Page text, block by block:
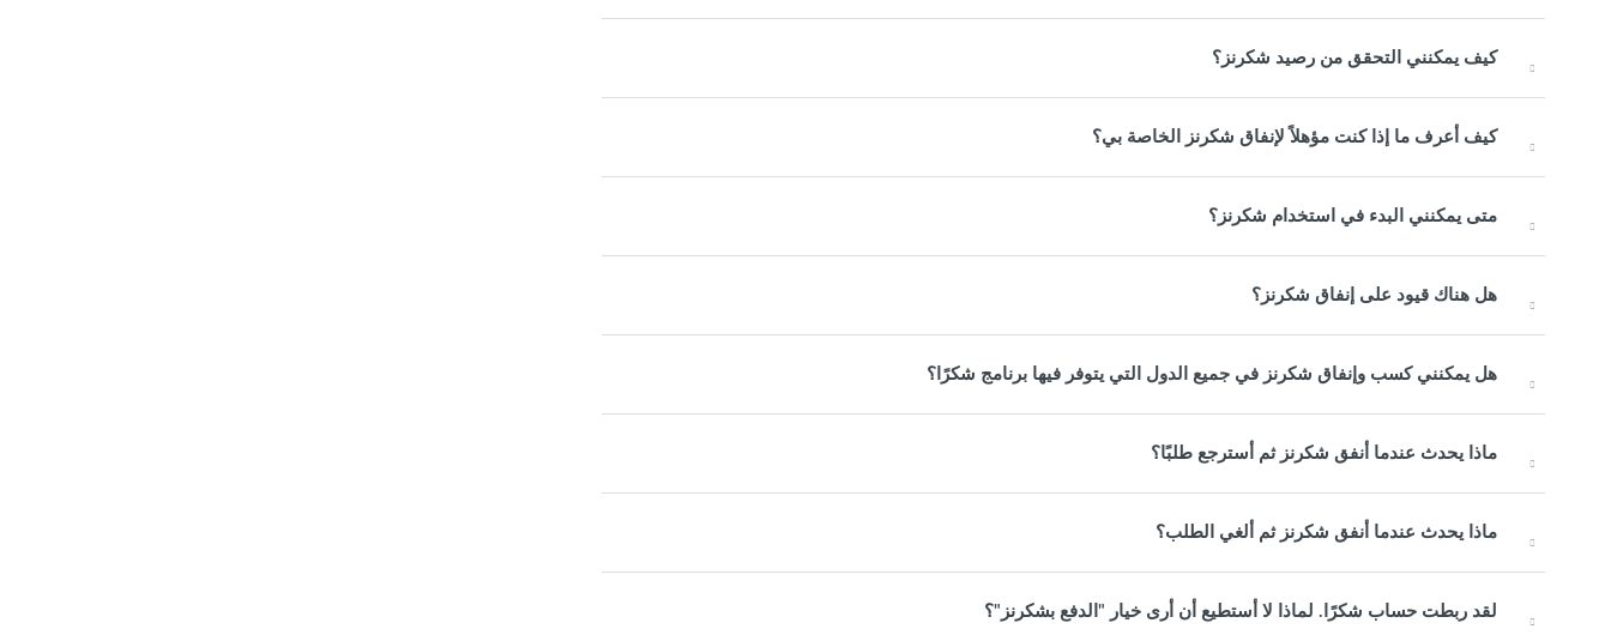
كيف يمكنني التحقق من رصيد شكرنز؟
كيف أعرف ما إذا كنت مؤهلاً لإنفاق شكرنز الخاصة بي؟
متى يمكنني البدء في استخدام شكرنز؟
هل هناك قيود على إنفاق شكرنز؟
هل يمكنني كسب وإنفاق شكرنز في جميع الدول التي يتوفر فيها برنامج شكرًا؟
ماذا يحدث عندما أنفق شكرنز ثم أسترجع طلبًا؟
ماذا يحدث عندما أنفق شكرنز ثم ألغي الطلب؟
لقد ربطت حساب شكرًا. لماذا لا أستطيع أن أرى خيار "الدفع بشكرنز"؟